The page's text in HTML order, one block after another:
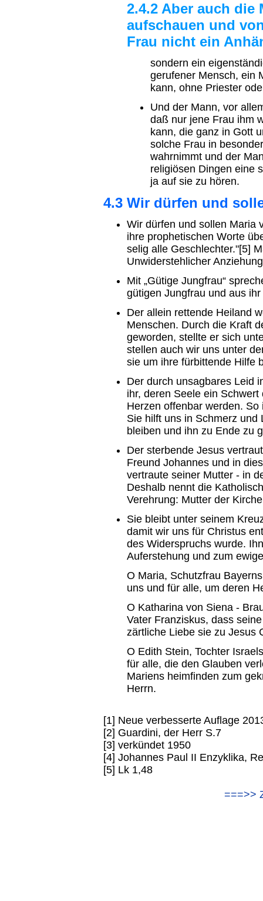
2.4.2 Aber auch die
aufschauen und
Frau nicht ein
sondern ein
gerufener Mensch, ein
kann, ohne Priester
Und der Mann, vor
daß nur jene Frau ihm
kann, die ganz in Gott
solche Frau in
wahrnimmt und der
religiösen Dingen eine
ja auf sie zu hören.
4.3 Wir dürfen und
Wir dürfen und sollen Maria
ihre prophetischen Worte
selig alle Geschlechter."[5]
Unwiderstehlicher
Mit „Gütige Jungfrau“
gütigen Jungfrau und aus
Der allein rettende Heiland
Menschen. Durch die Kraft
geworden, stellte er sich
stellen auch wir uns unter
sie um ihre fürbittende Hilfe
Der durch unsagbares Leid
ihr, deren Seele ein
Herzen offenbar werden.
Sie hilft uns in Schmerz
bleiben und ihn zu Ende zu
Der sterbende Jesus
Freund Johannes und in
vertraute seiner Mutter - in
Deshalb nennt die
Verehrung: Mutter der
Sie bleibt unter seinem
damit wir uns für Christus
des Widerspruchs wurde.
Auferstehung und zum
O Maria, Schutzfrau
uns und für alle, um deren
O Katharina von Siena -
Vater Franziskus, dass
zärtliche Liebe sie zu Jesus
O Edith Stein, Tochter
für alle, die den Glauben
Mariens heimfinden zum
Herrn.
[1] Neue verbesserte Auflage
[2] Guardini, der Herr S.7
[3] verkündet 1950
[4] Johannes Paul II Enzyklika,
[5] Lk 1,48
===>>